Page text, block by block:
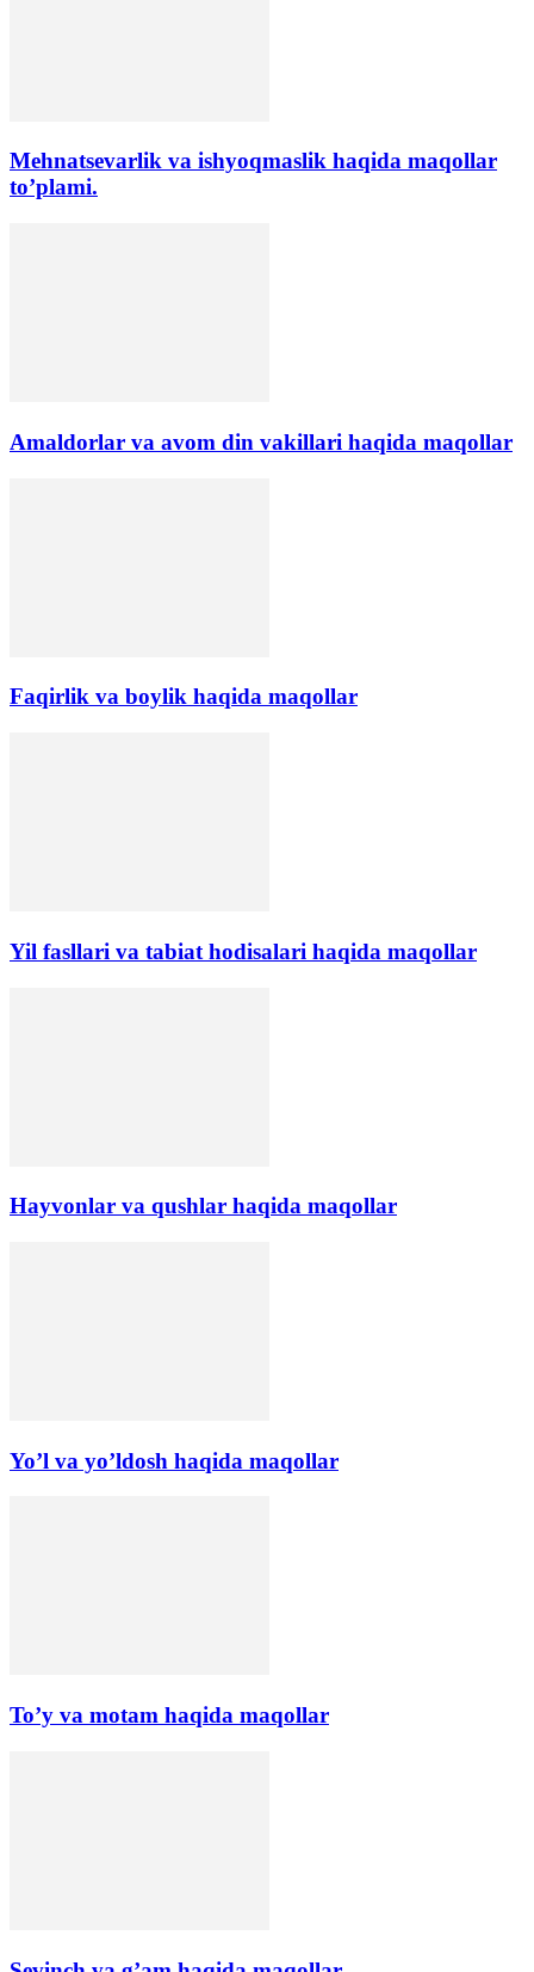
Mehnatsevarlik va ishyoqmaslik haqida maqollar
to’plami.
Amaldorlar va avom din vakillari haqida maqollar
Faqirlik va boylik haqida maqollar
Yil fasllari va tabiat hodisalari haqida maqollar
Hayvonlar va qushlar haqida maqollar
Yo’l va yo’ldosh haqida maqollar
To’y va motam haqida maqollar